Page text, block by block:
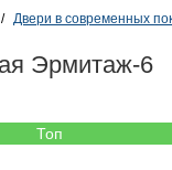
Двери в современных
Эрмитаж-6
Топ